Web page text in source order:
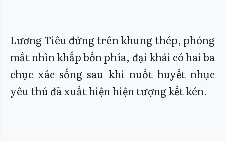
Lương Tiêu đứng trên khung thép, phóng
mắt nhìn khắp bốn phía, đại khái có hai ba
chục xác sống sau khi nuốt huyết nhục
yêu thú đã xuất hiện hiện tượng kết kén.